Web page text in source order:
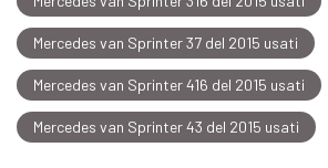
Mercedes van Sprinter 37 del 2015 usati
Mercedes van Sprinter 416 del 2015 usati
Mercedes van Sprinter 43 del 2015 usati